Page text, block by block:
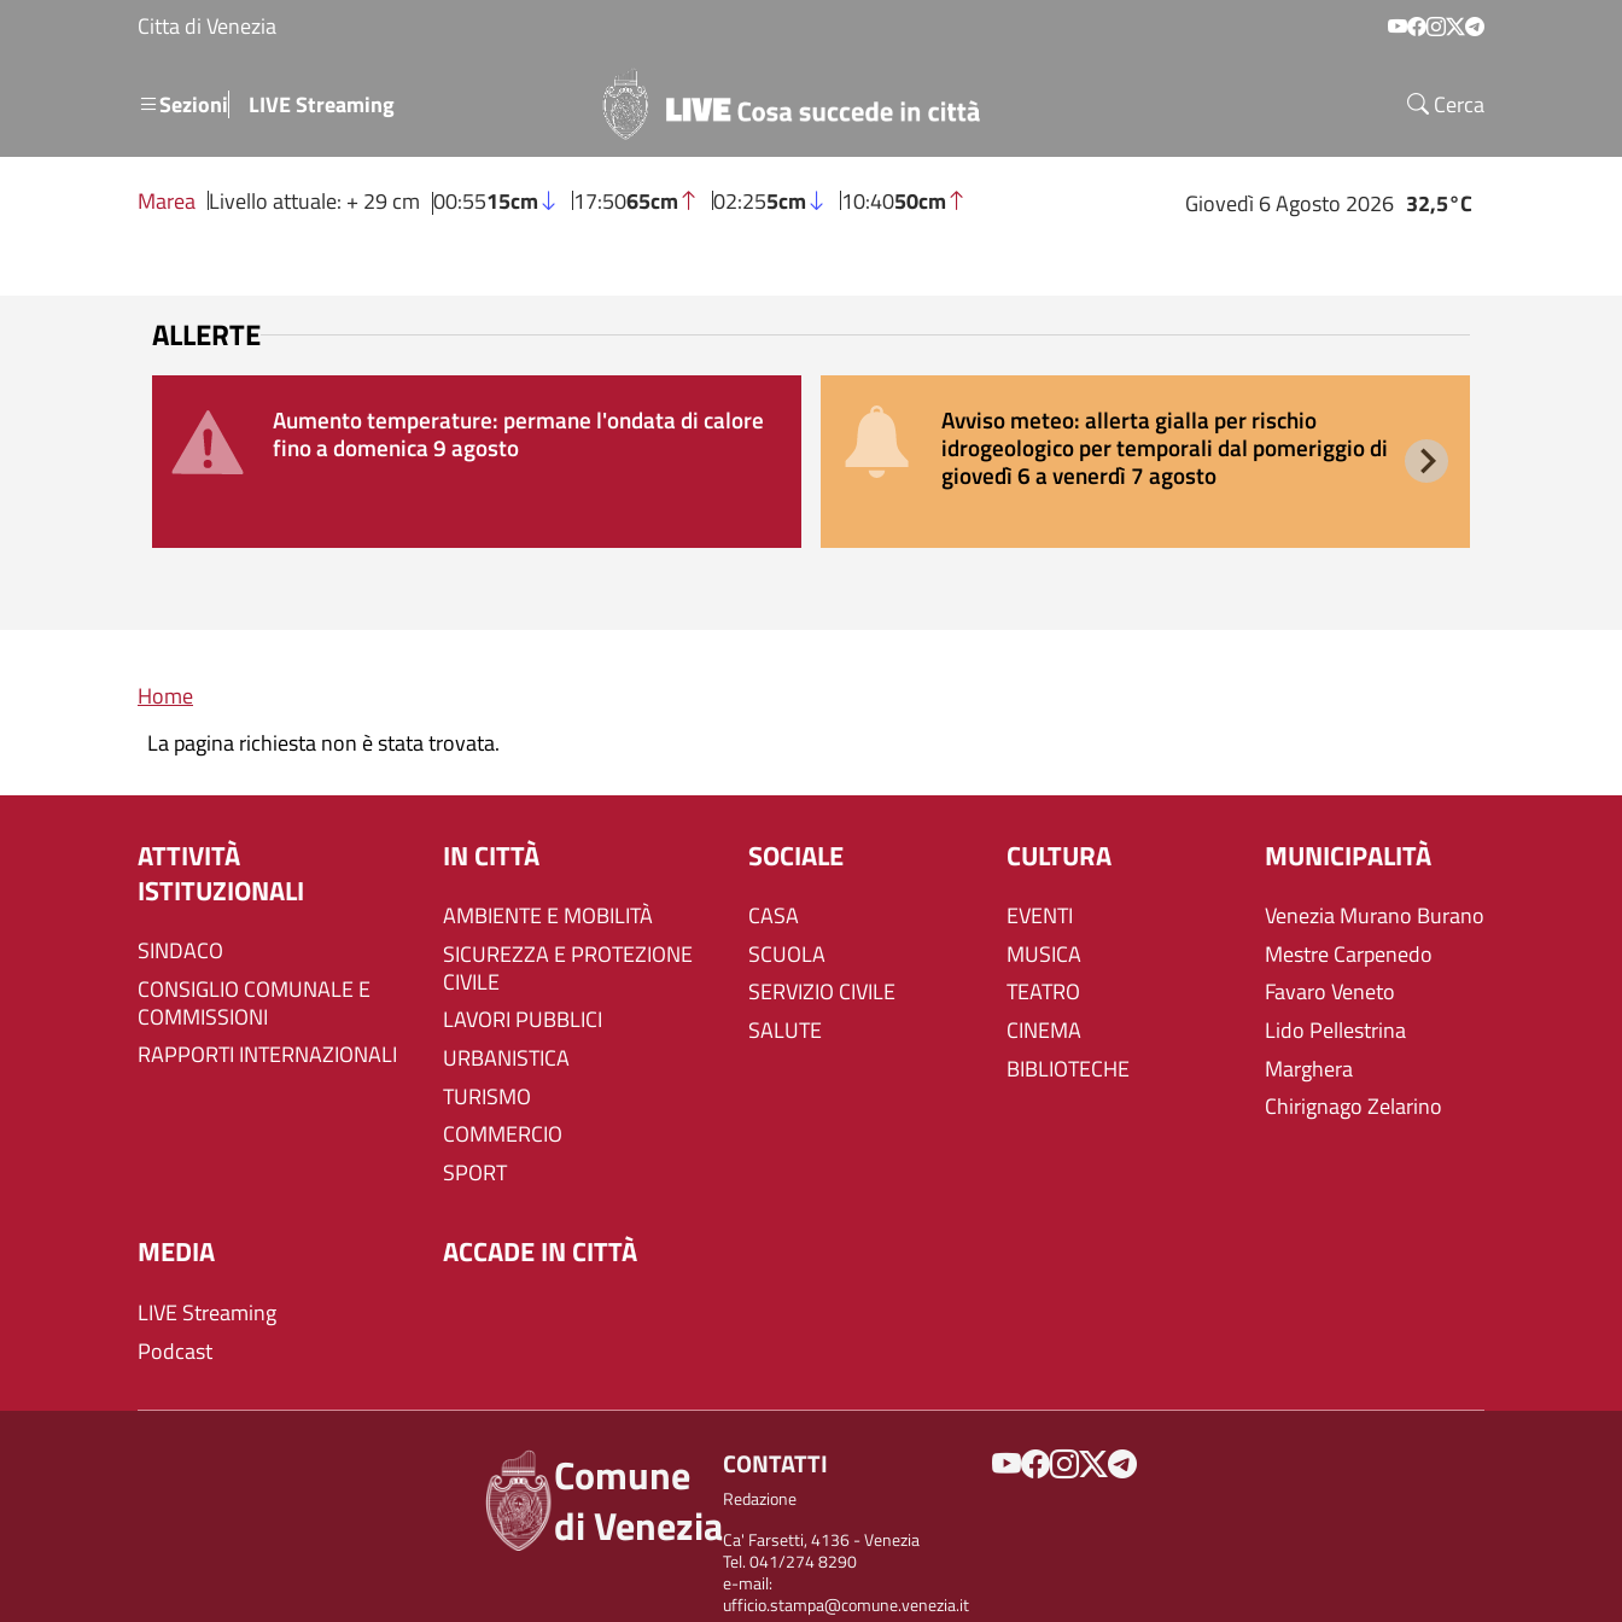
Salta al contenuto principale
Citta di Venezia Social menu
SezioniMenu secondario
LIVE Streaming Cerca
Marea Livello attuale: + 29 cm 00:5515cm 17:5065cm 02:255cm 10:4050cm Giovedì 6 Agosto 2026 32,5°C
ALLERTE
Aumento temperature: permane l'ondata di calore
fino a domenica 9 agosto
Avviso meteo: allerta gialla per rischio
idrogeologico per temporali dal pomeriggio di
giovedì 6 a venerdì 7 agosto
Briciole di pane
Home
La pagina richiesta non è stata trovata.
ATTIVITÀ
ISTITUZIONALI
SINDACO
CONSIGLIO COMUNALE E
COMMISSIONI
RAPPORTI INTERNAZIONALI
IN CITTÀ
AMBIENTE E MOBILITÀ
SICUREZZA E PROTEZIONE
CIVILE
LAVORI PUBBLICI
URBANISTICA
TURISMO
COMMERCIO
SPORT
SOCIALE
CASA
SCUOLA
SERVIZIO CIVILE
SALUTE
CULTURA
EVENTI
MUSICA
TEATRO
CINEMA
BIBLIOTECHE
MUNICIPALITÀ
Venezia Murano Burano
Mestre Carpenedo
Favaro Veneto
Lido Pellestrina
Marghera
Chirignago Zelarino
MEDIA
LIVE Streaming
Podcast
ACCADE IN CITTÀ
Comune
di Venezia
CONTATTI
Redazione
Ca' Farsetti, 4136 - Venezia
Tel. 041/274 8290
e-mail:
ufficio.stampa@comune.venezia.it
SOCIAL MENU